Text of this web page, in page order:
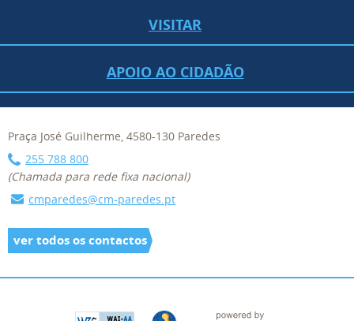
VISITAR
APOIO AO CIDADÃO
Praça José Guilherme, 4580-130 Paredes
255 788 800
(Chamada para rede fixa nacional)
cmparedes@cm-paredes.pt
ver todos os contactos